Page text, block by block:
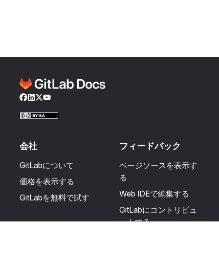
Facebook
LinkedIn
Twitter
YouTube
会社
GitLabについて
価格を表示する
GitLabを無料で試す
フィードバック
ページソースを表示す
る
Web IDEで編集する
GitLabにコントリビュ
ートする